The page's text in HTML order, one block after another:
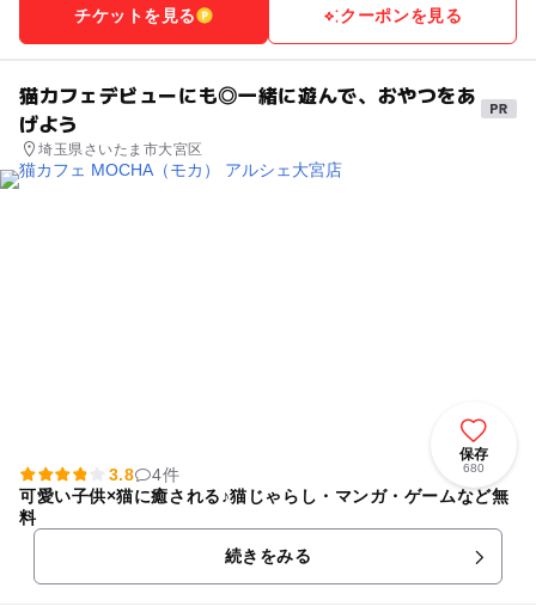
チケットを見る クーポンを見る
猫カフェデビューにも◎一緒に遊んで、おやつをあ
げよう
埼玉県さいたま市大宮区
保存
680
3.8
4件
可愛い子供×猫に癒される♪猫じゃらし・マンガ・ゲームなど無
料
続きをみる